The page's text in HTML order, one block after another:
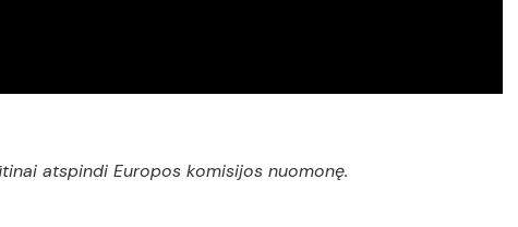
atspindi Europos komisijos nuomonę.